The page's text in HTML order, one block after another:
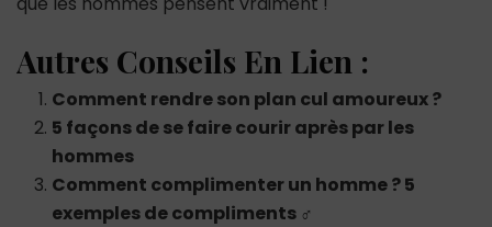
Autres Conseils En Lien :
Comment rendre son plan cul amoureux ?
5 façons de se faire courir après par les
hommes
Comment complimenter un homme ? 5
exemples de compliments ♂